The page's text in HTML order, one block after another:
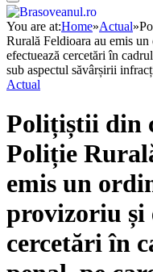
You are at:Home»Actual»
Rurală Feldioara au emis
efectuează cercetări în
sub aspectul săvârșirii
Actual
Polițiștii din
Poliție
emis un
provizoriu și
cercetări în